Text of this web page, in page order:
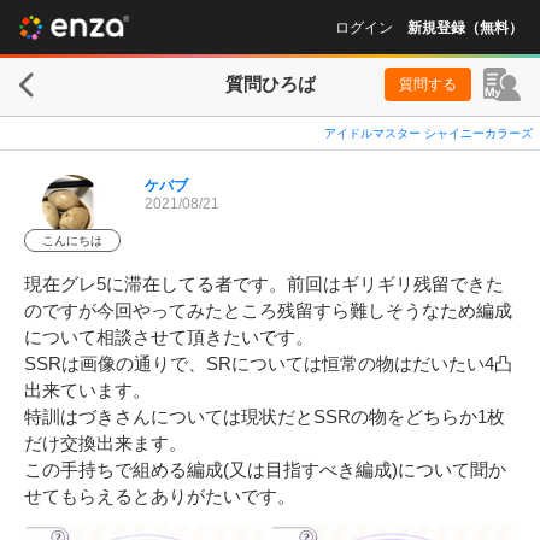
ログイン 新規登録（無料）
質問ひろば 質問する
アイドルマスター シャイニーカラーズ
こんにちは
ケバブ
2021/08/21
現在グレ5に滞在してる者です。前回はギリギリ残留できた
のですが今回やってみたところ残留すら難しそうなため編成
について相談させて頂きたいです。
SSRは画像の通りで、SRについては恒常の物はだいたい4凸
出来ています。
特訓はづきさんについては現状だとSSRの物をどちらか1枚
だけ交換出来ます。
この手持ちで組める編成(又は目指すべき編成)について聞か
せてもらえるとありがたいです。